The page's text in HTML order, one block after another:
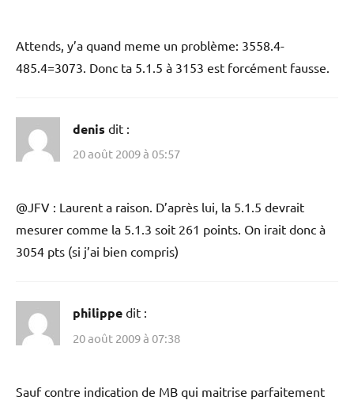
Attends, y’a quand meme un problème: 3558.4-
485.4=3073. Donc ta 5.1.5 à 3153 est forcément fausse.
denis dit :
20 août 2009 à 05:57
@JFV : Laurent a raison. D’après lui, la 5.1.5 devrait
mesurer comme la 5.1.3 soit 261 points. On irait donc à
3054 pts (si j’ai bien compris)
philippe dit :
20 août 2009 à 07:38
Sauf contre indication de MB qui maitrise parfaitement